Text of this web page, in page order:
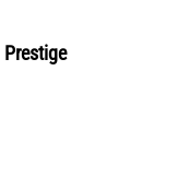
Prestige